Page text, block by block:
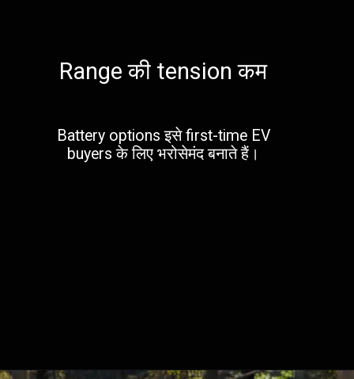
Range की tension कम
Battery options इसे first-time EV
buyers के लिए भरोसेमंद बनाते हैं।